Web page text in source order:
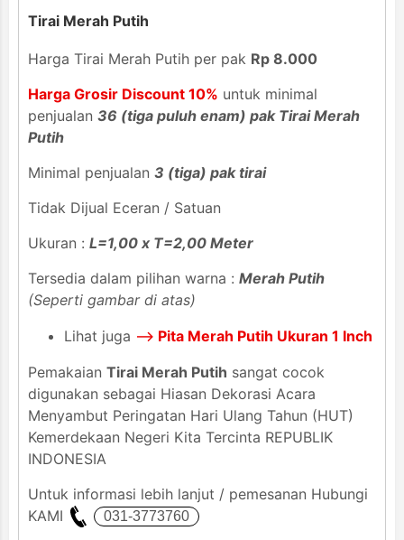
Tirai Merah Putih
Harga Tirai Merah Putih per pak Rp 8.000
Harga Grosir Discount 10% untuk minimal
penjualan 36 (tiga puluh enam) pak Tirai Merah
Putih
Minimal penjualan 3 (tiga) pak tirai
Tidak Dijual Eceran / Satuan
Ukuran : L=1,00 x T=2,00 Meter
Tersedia dalam pilihan warna : Merah Putih
(Seperti gambar di atas)
Lihat juga --> Pita Merah Putih Ukuran 1 Inch
Pemakaian Tirai Merah Putih sangat cocok
digunakan sebagai Hiasan Dekorasi Acara
Menyambut Peringatan Hari Ulang Tahun (HUT)
Kemerdekaan Negeri Kita Tercinta REPUBLIK
INDONESIA
Untuk informasi lebih lanjut / pemesanan Hubungi
KAMI